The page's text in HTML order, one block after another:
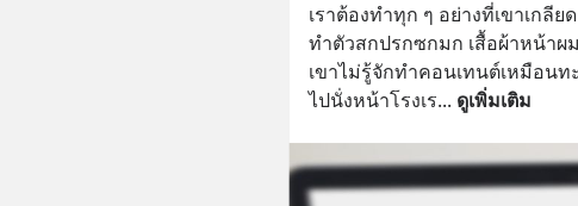
เราต้องทำทุก ๆ อย่างที่เขาเกลียด
ทำตัวสกปรกซกมก เสื้อผ้าหน้าผ
เขาไม่รู้จักทำคอนเทนต์เหมือนท
ไปนั่งหน้าโรงเร... ดูเพิ่มเติม